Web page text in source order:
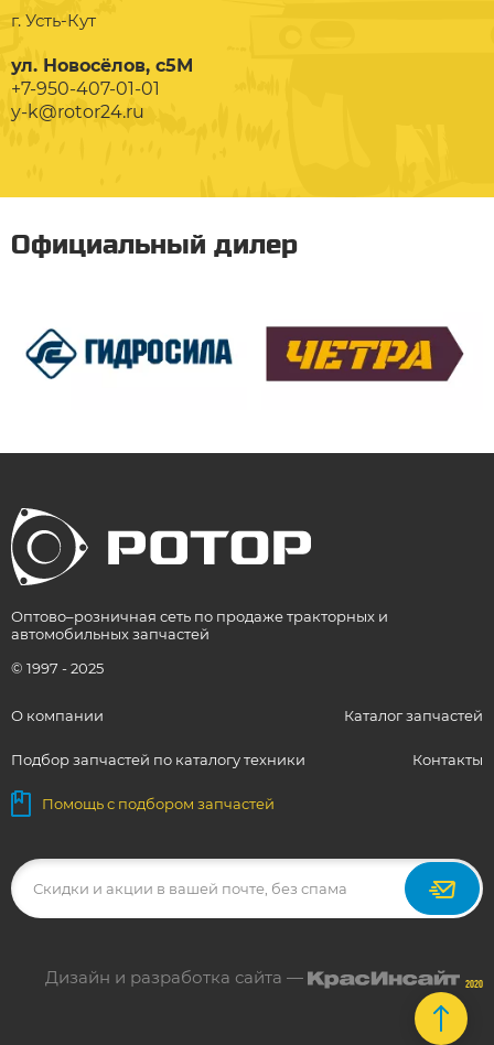
г. Усть-Кут
ул. Новосёлов, с5М
+7-950-407-01-01
y-k@rotor24.ru
Официальный дилер
Оптово–розничная сеть по продаже тракторных и
автомобильных запчастей
© 1997 - 2025
О компании Каталог запчастей
Подбор запчастей по каталогу техники Контакты
Помощь с подбором запчастей
Дизайн и разработка сайта — 2020